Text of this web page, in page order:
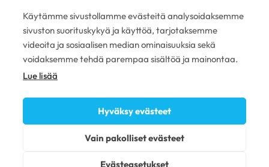
Hammashoito
Mielenterveys
Yrityspalvelut
PLUSTERVEYS OY
Anna palautetta
Tietosuojaseloste
Evästekäytännöt
Käytämme sivustollamme evästeitä analysoidaksemme
sivuston suorituskykyä ja käyttöä, tarjotaksemme
videoita ja sosiaalisen median ominaisuuksia sekä
voidaksemme tehdä parempaa sisältöä ja mainontaa.
Lue lisää
Hyväksy evästeet
Vain pakolliset evästeet
Evästeasetukset